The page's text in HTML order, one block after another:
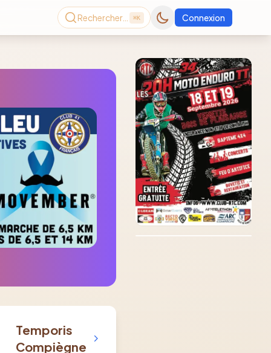
Rechercher… ⌘K Connexion
Temporis
Compiègne
Consultez le dernier
magazine en ligne
Août2026